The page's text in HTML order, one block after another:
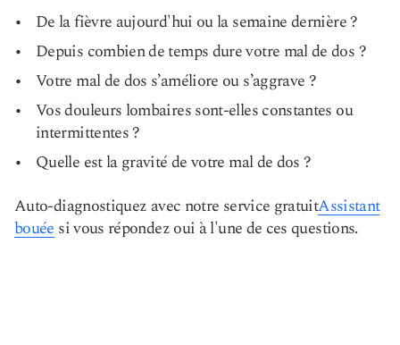
De la fièvre aujourd'hui ou la semaine dernière ?
Depuis combien de temps dure votre mal de dos ?
Votre mal de dos s’améliore ou s’aggrave ?
Vos douleurs lombaires sont-elles constantes ou
intermittentes ?
Quelle est la gravité de votre mal de dos ?
Auto-diagnostiquez avec notre service gratuitAssistant
bouée si vous répondez oui à l'une de ces questions.